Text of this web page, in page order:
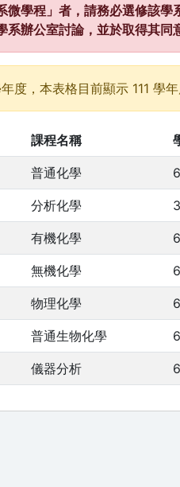
微學程」者，請務必選修該
辦公室討論，並於取得其同
度，本表格目前顯示 111 學
課程名稱
普通化學 6
分析化學 3
有機化學 6
無機化學 6
物理化學 6
普通生物化學 6
儀器分析 6